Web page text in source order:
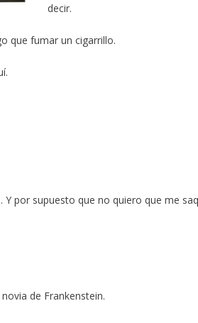
decir.
que fumar un cigarrillo.
por supuesto que no quiero que me
de Frankenstein.